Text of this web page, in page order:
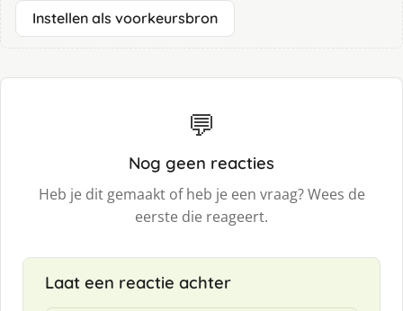
Instellen als voorkeursbron
💬
Nog geen reacties
Heb je dit gemaakt of heb je een vraag? Wees de
eerste die reageert.
Laat een reactie achter